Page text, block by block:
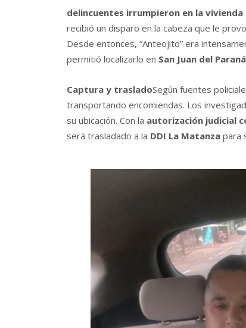
delincuentes irrumpieron en la vivienda
recibió un disparo en la cabeza que le
Desde entonces, “Anteojito” era
permitió localizarlo en San Juan del Paraná
Captura y trasladoSegún fuentes
transportando encomiendas. Los
su ubicación. Con la autorización judicial
será trasladado a la DDI La Matanza para